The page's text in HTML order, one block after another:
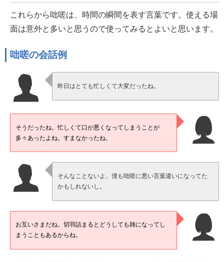
これらから咄嗟は、時間の瞬間を表す言葉です。使える場
面は意外と多いと思うので使ってみるとよいと思います。
咄嗟の会話例
昨日はとても忙しくて大変だったね。
そうだったね。忙しくて口が悪くなってしまうことが
多々あったよね。すまなかったね。
そんなことないよ。僕も咄嗟に悪い言葉遣いになってた
かもしれないし。
お互いさまだね。切羽詰まるとどうしても雑になってし
まうこともあるからね。